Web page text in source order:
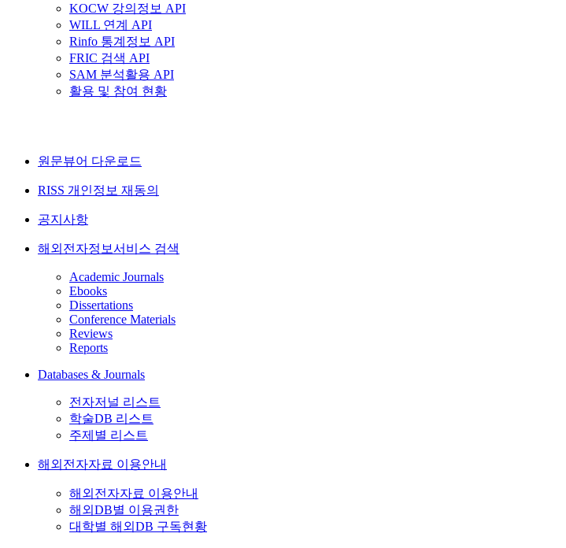
KOCW 강의정보 API
WILL 연계 API
Rinfo 통계정보 API
FRIC 검색 API
SAM 분석활용 API
활용 및 참여 현황
원문뷰어 다운로드
RISS 개인정보 재동의
공지사항
해외전자정보서비스 검색
Academic Journals
Ebooks
Dissertations
Conference Materials
Reviews
Reports
Databases & Journals
전자저널 리스트
학술DB 리스트
주제별 리스트
해외전자자료 이용안내
해외전자자료 이용안내
해외DB별 이용권한
대학별 해외DB 구독현황